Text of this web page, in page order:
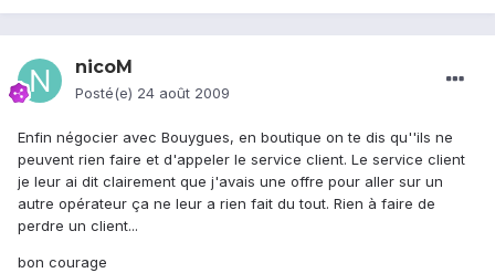
nicoM
Posté(e) 24 août 2009
Enfin négocier avec Bouygues, en boutique on te dis qu''ils ne
peuvent rien faire et d'appeler le service client. Le service client
je leur ai dit clairement que j'avais une offre pour aller sur un
autre opérateur ça ne leur a rien fait du tout. Rien à faire de
perdre un client...
bon courage